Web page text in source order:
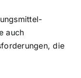
auch
die